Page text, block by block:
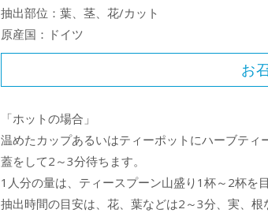
抽出部位：葉、茎、花/カット
原産国：ドイツ
お
「ホットの場合」
温めたカップあるいはティーポットにハーブティ
蓋をして2～3分待ちます。
1人分の量は、ティースプーン山盛り1杯～2杯を
抽出時間の目安は、花、葉などは2～3分、実、根